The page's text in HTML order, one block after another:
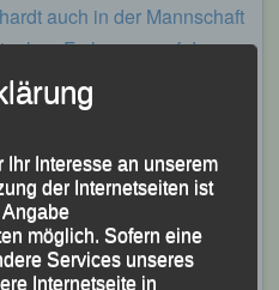
auch in der Mannschaft
Fruhmann auf der
Altersklassen (AK) M
Prager bei ihrem
Fruhmann bei den
in seiner AK M 40.
Jonas Storch über 3000
Interesse an unserem
der Internetseiten ist
möglich. Sofern eine
Services unseres
Internetseite in